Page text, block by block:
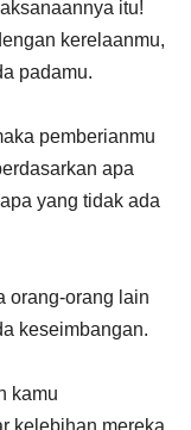
itu!
kerelaanmu,
padamu.
pemberianmu
apa
yang tidak ada
orang-orang lain
keseimbangan.
kamu
kelebihan mereka